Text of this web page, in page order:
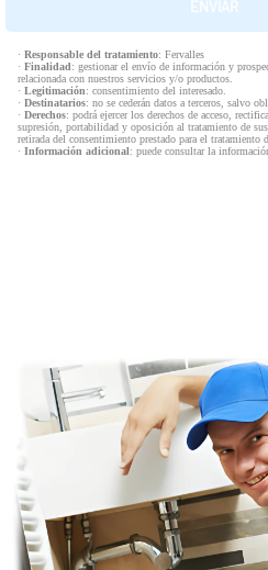
· Responsable del tratamiento: Fervalles
· Finalidad: gestionar el envío de información y
relacionada con nuestros servicios y/o productos.
· Legitimación: consentimiento del interesado.
· Destinatarios: no se cederán datos a terceros, salvo
· Derechos: podrá ejercer los derechos de acceso,
supresión, portabilidad y oposición al tratamiento de
retirada del consentimiento prestado para el tratamiento
· Información adicional: puede consultar la